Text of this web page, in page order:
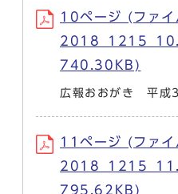
10ページ (ファイ
740.30KB)
広報おおがき 平成
11ページ (ファイ
795.62KB)